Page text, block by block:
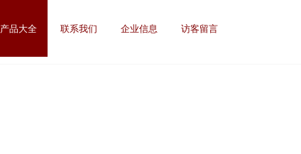
产品大全 联系我们 企业信息 访客留言